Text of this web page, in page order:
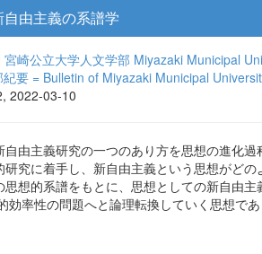
由主義の系譜学
宮崎公立大学人文学部 Miyazaki Municipal
要 = Bulletin of Miyazaki Municipal
2022-03-10
由主義研究の一つのあり方を思想の進化
究に着手し、新自由主義という思想がど
想的系譜をもとに、思想としての新自由
率性の問題へと論理転換していく思想であ